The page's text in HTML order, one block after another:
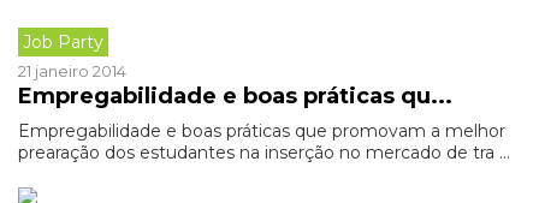
Job Party
21 janeiro 2014
Empregabilidade e boas práticas qu...
Empregabilidade e boas práticas que promovam a melhor
prearação dos estudantes na inserção no mercado de tra ...